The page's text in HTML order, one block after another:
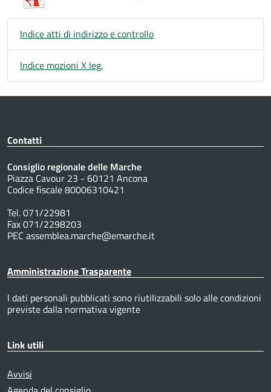
Indice atti di indirizzo e controllo
Indice mozioni X leg.
Contatti
Consiglio regionale delle Marche
Piazza Cavour 23 - 60121 Ancona
Codice fiscale 80006310421
Tel. 071/22981
Fax 071/2298203
PEC assemblea.marche@emarche.it
Amministrazione Trasparente
I dati personali pubblicati sono riutilizzabili solo alle condizioni
previste dalla normativa vigente
Link utili
Avvisi